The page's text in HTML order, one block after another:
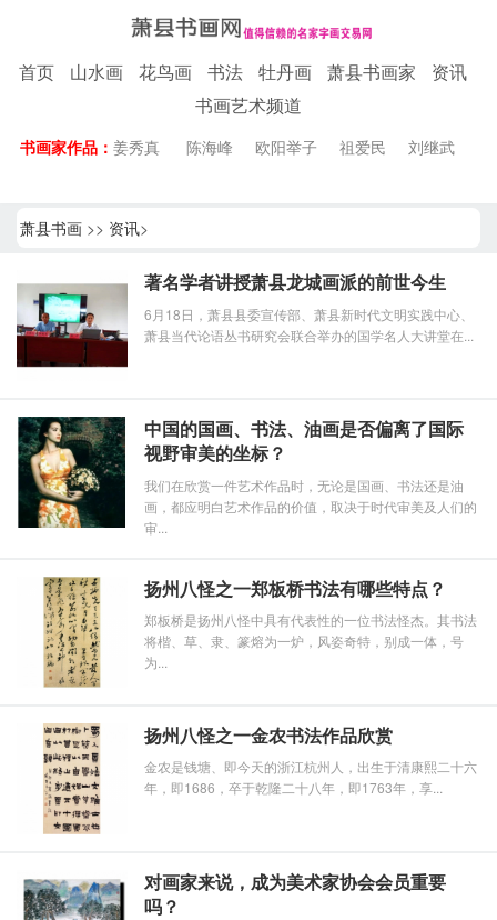
首页 山水画 花鸟画 书法 牡丹画 萧县书画家
资讯
书画艺术频道
书画家作品： 姜秀真 陈海峰 欧阳举子 祖爱民 刘继武
萧县书画>> 资讯>
著名学者讲授萧县龙城画派的前世今生
6月18日，萧县县委宣传部、萧县新时代文明实践中心、
萧县当代论语丛书研究会联合举办的国学名人大讲堂在...
中国的国画、书法、油画是否偏离了国际
视野审美的坐标？
我们在欣赏一件艺术作品时，无论是国画、书法还是油
画，都应明白艺术作品的价值，取决于时代审美及人们的
审...
扬州八怪之一郑板桥书法有哪些特点？
郑板桥是扬州八怪中具有代表性的一位书法怪杰。其书法
将楷、草、隶、篆熔为一炉，风姿奇特，别成一体，号
为...
扬州八怪之一金农书法作品欣赏
金农是钱塘、即今天的浙江杭州人，出生于清康熙二十六
年，即1686，卒于乾隆二十八年，即1763年，享...
对画家来说，成为美术家协会会员重要
吗？